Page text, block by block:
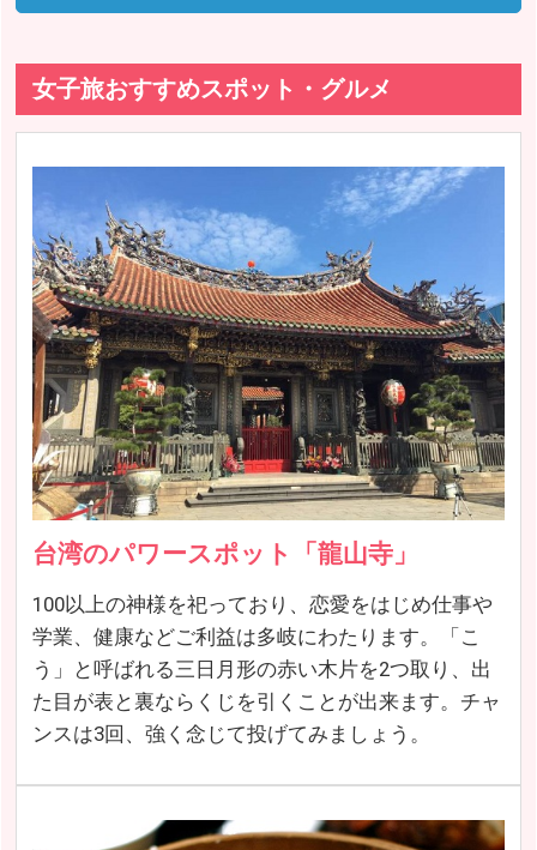
女子旅おすすめスポット・グルメ
台湾のパワースポット「龍山寺」
100以上の神様を祀っており、恋愛をはじめ仕事や
学業、健康などご利益は多岐にわたります。「こ
う」と呼ばれる三日月形の赤い木片を2つ取り、出
た目が表と裏ならくじを引くことが出来ます。チャ
ンスは3回、強く念じて投げてみましょう。